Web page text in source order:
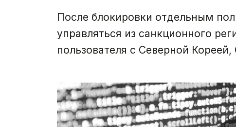
После блокировки отдельным
управляться из санкционного
пользователя с Северной